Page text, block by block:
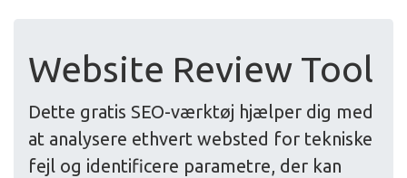
Website Review Tool
Dette gratis SEO-værktøj hjælper dig med
at analysere ethvert websted for tekniske
fejl og identificere parametre, der kan